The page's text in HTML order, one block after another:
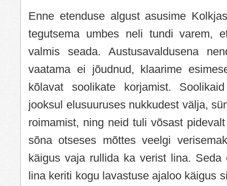
Enne etenduse algust asusime
tegutsema umbes neli tundi varem,
valmis seada. Austusavaldusena
vaatama ei jõudnud, klaarime
kõlavat soolikate korjamist.
jooksul elusuuruses nukkudest välja,
roimamist, ning neid tuli võsast
sõna otseses mõttes veelgi
käigus vaja rullida ka verist lina. Seda
lina keriti kogu lavastuse ajaloo käigus